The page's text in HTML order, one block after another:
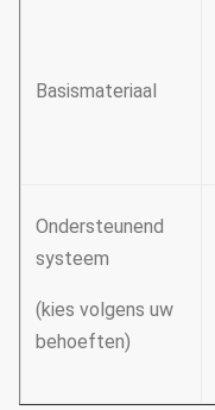
Basismateriaal
Ondersteunend
systeem
(kies volgens uw
behoeften)